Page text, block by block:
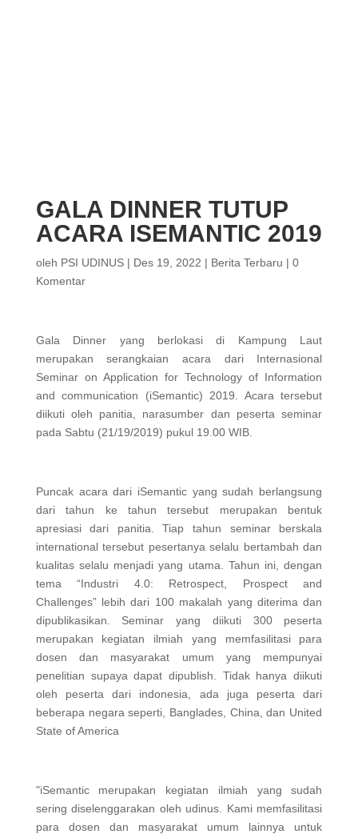
GALA DINNER TUTUP
ACARA ISEMANTIC 2019
oleh PSI UDINUS| Des 19, 2022 | Berita Terbaru | 0
Komentar
Gala Dinner yang berlokasi di Kampung Laut
merupakan serangkaian acara dari Internasional
Seminar on Application for Technology of Information
and communication (iSemantic) 2019. Acara tersebut
diikuti oleh panitia, narasumber dan peserta seminar
pada Sabtu (21/19/2019) pukul 19.00 WIB.
Puncak acara dari iSemantic yang sudah berlangsung
dari tahun ke tahun tersebut merupakan bentuk
apresiasi dari panitia. Tiap tahun seminar berskala
international tersebut pesertanya selalu bertambah dan
kualitas selalu menjadi yang utama. Tahun ini, dengan
tema “Industri 4.0: Retrospect, Prospect and
Challenges” lebih dari 100 makalah yang diterima dan
dipublikasikan. Seminar yang diikuti 300 peserta
merupakan kegiatan ilmiah yang memfasilitasi para
dosen dan masyarakat umum yang mempunyai
penelitian supaya dapat dipublish. Tidak hanya diikuti
oleh peserta dari indonesia, ada juga peserta dari
beberapa negara seperti, Banglades, China, dan United
State of America
"iSemantic merupakan kegiatan ilmiah yang sudah
sering diselenggarakan oleh udinus. Kami memfasilitasi
para dosen dan masyarakat umum lainnya untuk